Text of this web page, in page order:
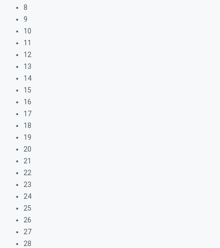
8
9
10
11
12
13
14
15
16
17
18
19
20
21
22
23
24
25
26
27
28